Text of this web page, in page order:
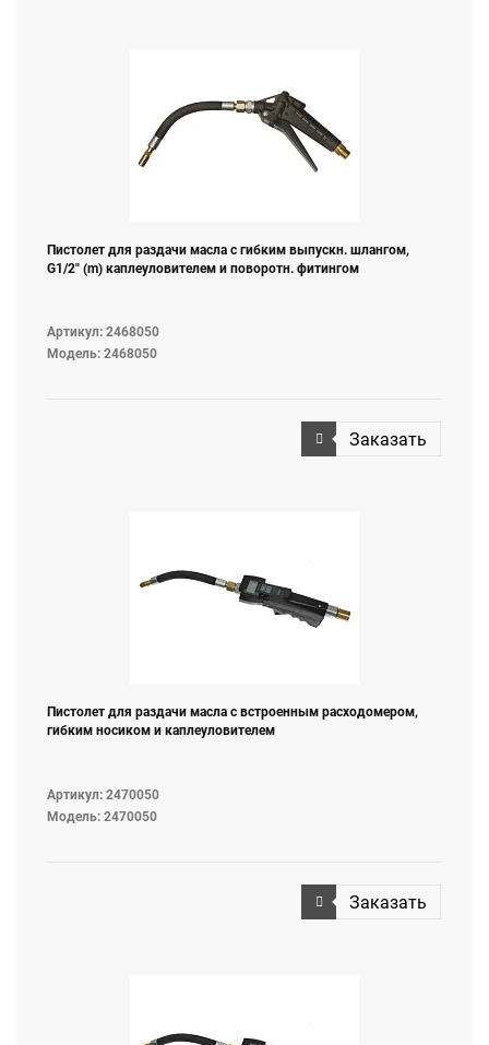
Пистолет для раздачи масла с гибким выпускн. шлангом,
G1/2" (m) каплеуловителем и поворотн. фитингом
Артикул: 2468050
Модель: 2468050
Заказать
Пистолет для раздачи масла с встроенным расходомером,
гибким носиком и каплеуловителем
Артикул: 2470050
Модель: 2470050
Заказать